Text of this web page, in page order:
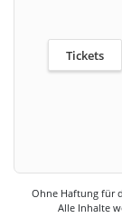
Tickets
Ohne Haftung für
Alle Inhalte